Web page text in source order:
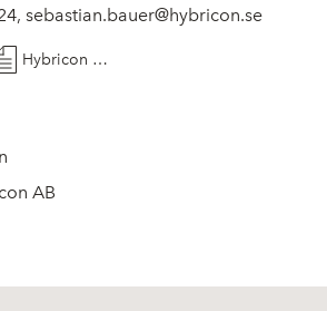
sebastian.bauer@hybricon.se
Hybricon AB - Bokslutskommuniké 2023 - 20240214
AB